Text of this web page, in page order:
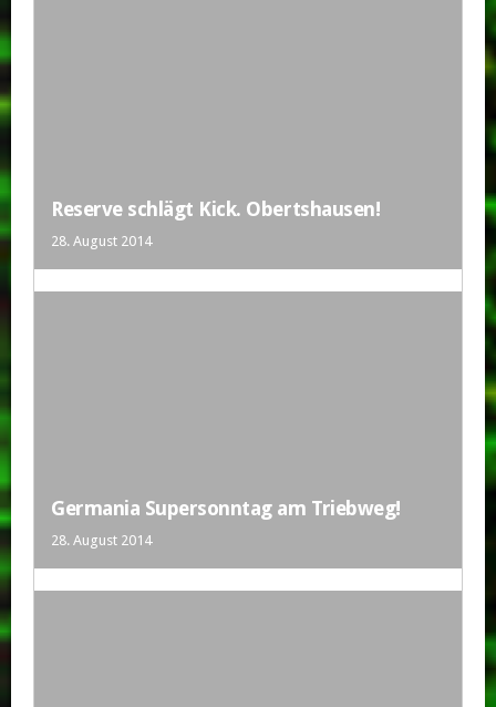
Reserve schlägt Kick. Obertshausen!
28. August 2014
Germania Supersonntag am Triebweg!
28. August 2014